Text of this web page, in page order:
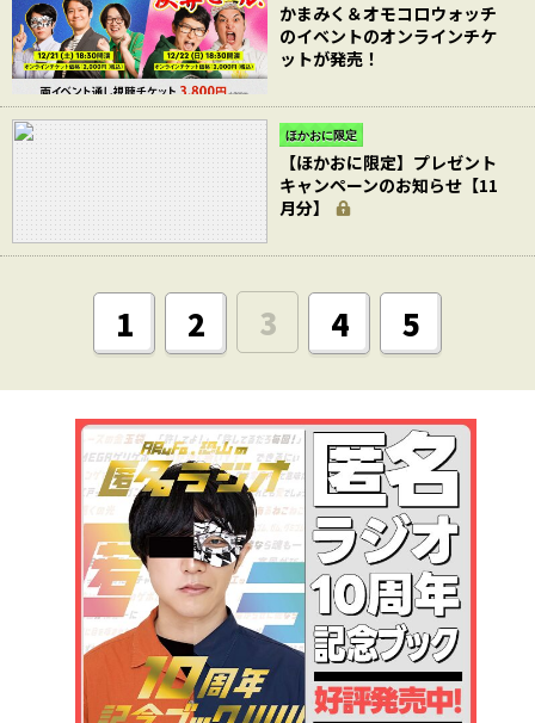
かまみく＆オモコロウォッチ
のイベントのオンラインチケ
ットが発売！
ほかおに限定
【ほかおに限定】プレゼント
キャンペーンのお知らせ【11
月分】
1 2 3 4 5